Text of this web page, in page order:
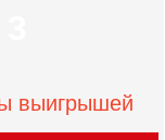
выигрышей